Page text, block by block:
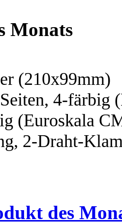
Monats
(210x99mm)
4-färbig
(Euroskala
2-Draht-
des